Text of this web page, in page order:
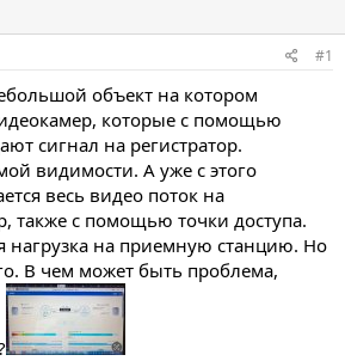
#1
объект на котором
которые с помощью
сигнал на регистратор.
видимости. А уже с этого
весь видео поток на
также с помощью точки доступа.
нагрузка на приемную станцию. Но
В чем может быть проблема,